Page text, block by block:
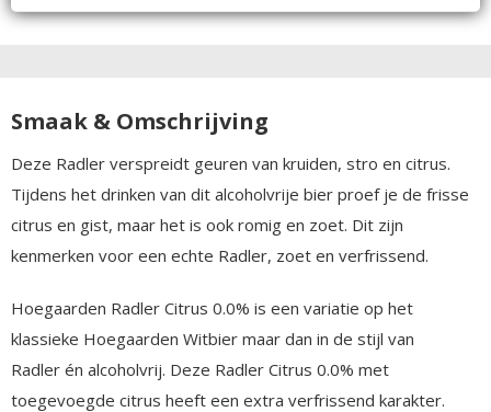
Smaak & Omschrijving
Deze Radler verspreidt geuren van kruiden, stro en citrus.
Tijdens het drinken van dit alcoholvrije bier proef je de frisse
citrus en gist, maar het is ook romig en zoet. Dit zijn
kenmerken voor een echte Radler, zoet en verfrissend.
Hoegaarden Radler Citrus 0.0% is een variatie op het
klassieke Hoegaarden Witbier maar dan in de stijl van
Radler én alcoholvrij. Deze Radler Citrus 0.0% met
toegevoegde citrus heeft een extra verfrissend karakter.